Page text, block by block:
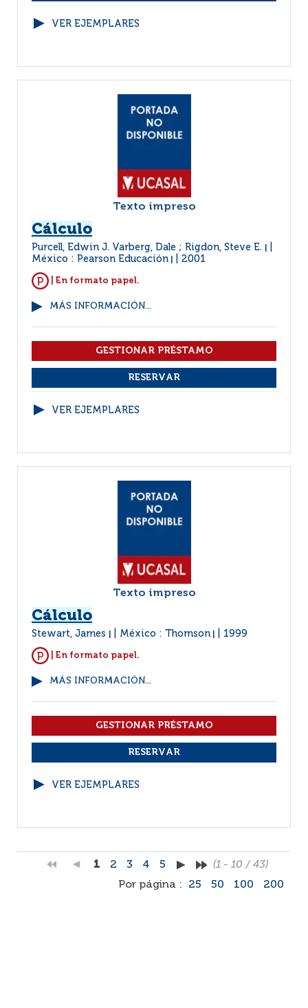
VER EJEMPLARES
Texto impreso
Cálculo
Purcell, Edwin J. Varberg, Dale ; Rigdon, Steve E.
México : Pearson Educación 2001
| En formato papel.
MÁS INFORMACIÓN...
VER EJEMPLARES
Texto impreso
Cálculo
Stewart, James México : Thomson 1999
| En formato papel.
MÁS INFORMACIÓN...
VER EJEMPLARES
1 2 3 4 5
(1 - 10 / 43)
Por página :
25 50 100 200